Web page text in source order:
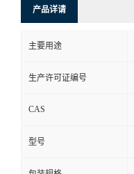
产品详请
主要用途
生产许可证编号
CAS
型号